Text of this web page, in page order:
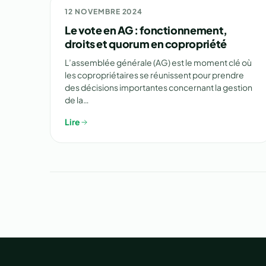
ARTICLES
12 NOVEMBRE 2024
Le vote en AG : fonctionnement,
droits et quorum en copropriété
L’assemblée générale (AG) est le moment clé où
les copropriétaires se réunissent pour prendre
des décisions importantes concernant la gestion
de la…
Lire